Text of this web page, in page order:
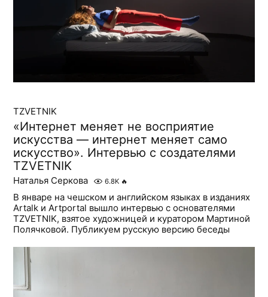
TZVETNIK
«Интернет меняет не восприятие
искусства — интернет меняет само
искусство». Интервью с создателями
TZVETNIK
Наталья Серкова 6.8K 🔥
В январе на чешском и английском языках в изданиях
Artalk и Artportal вышло интервью с основателями
TZVETNIK, взятое художницей и куратором Мартиной
Полячковой. Публикуем русскую версию беседы